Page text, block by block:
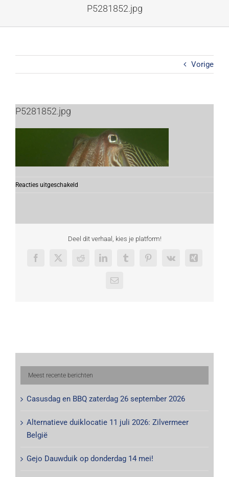
P5281852.jpg
Vorige
P5281852.jpg
Reacties uitgeschakeld
Deel dit verhaal, kies je platform!
Facebook
X RedditLinkedInTumblrPinterest
Vk Xing
E-
Meest recente berichten
Casusdag en BBQ zaterdag 26 september 2026
Alternatieve duiklocatie 11 juli 2026: Zilvermeer
België
Gejo Dauwduik op donderdag 14 mei!